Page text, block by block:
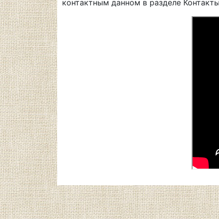
контактным данном в разделе